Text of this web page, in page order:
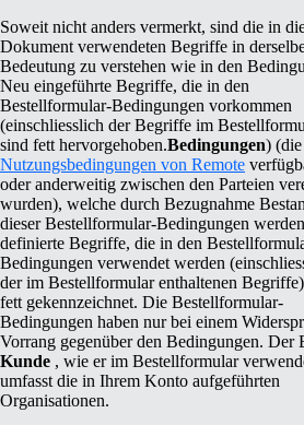
Soweit nicht anders vermerkt, sind die in
Dokument verwendeten Begriffe in
Bedeutung zu verstehen wie in den
Neu eingeführte Begriffe, die in den
Bestellformular-Bedingungen vorkommen
(einschliesslich der Begriffe im
sind fett hervorgehoben.Bedingungen)
Nutzungsbedingungen von Remote
oder anderweitig zwischen den Parteien
wurden), welche durch Bezugnahme
dieser Bestellformular-Bedingungen
definierte Begriffe, die in den
Bedingungen verwendet werden
der im Bestellformular enthaltenen
fett gekennzeichnet. Die Bestellformular-
Bedingungen haben nur bei einem
Vorrang gegenüber den Bedingungen. Der
Kunde , wie er im Bestellformular
umfasst die in Ihrem Konto aufgeführten
Organisationen.